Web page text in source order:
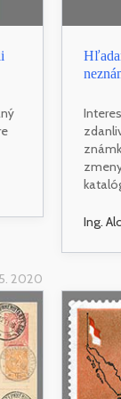
Ing.
2020